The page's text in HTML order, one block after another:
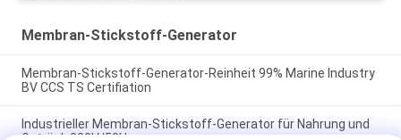
Membran-Stickstoff-Generator
Membran-Stickstoff-Generator-Reinheit 99% Marine Industry
BV CCS TS Certifiation
Industrieller Membran-Stickstoff-Generator für Nahrung und